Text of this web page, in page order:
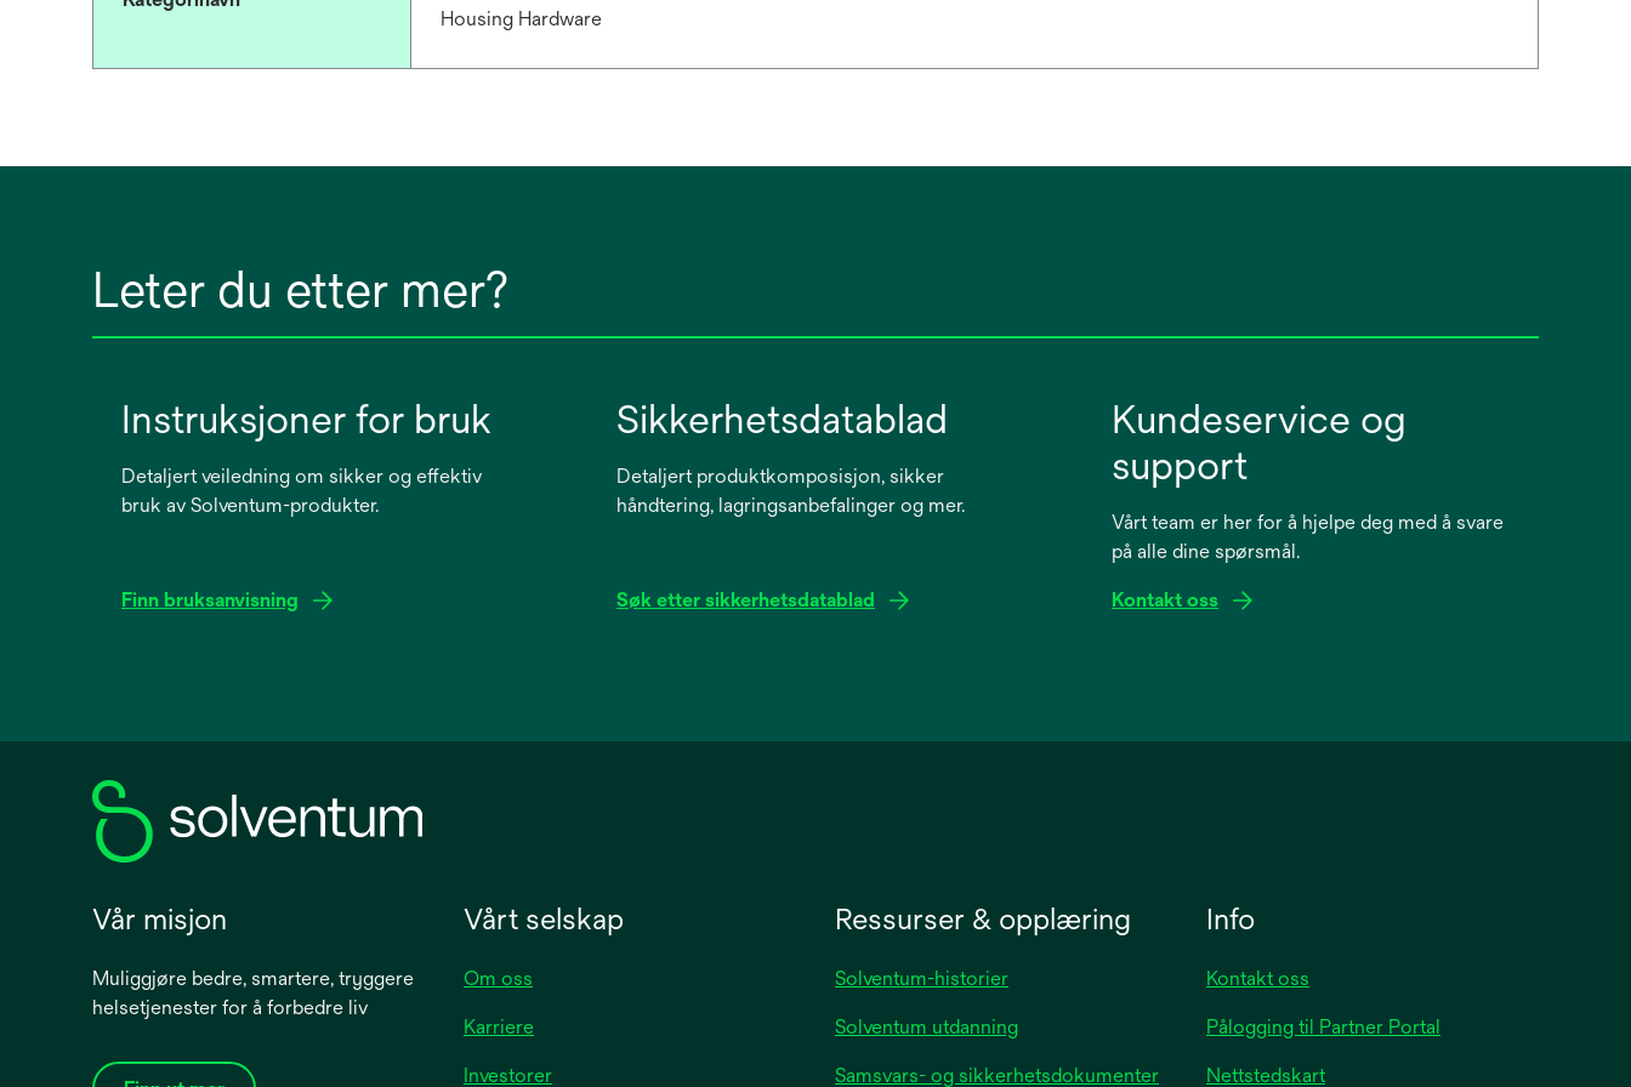
Housing Hardware
Leter du etter mer?
Instruksjoner for bruk
Detaljert veiledning om sikker og effektiv
bruk av Solventum-produkter.
Finn bruksanvisning
new
Sikkerhetsdatablad
Detaljert produktkomposisjon, sikker
håndtering, lagringsanbefalinger og mer.
Søk etter sikkerhetsdatablad
new
Kundeservice og
support
Vårt team er her for å hjelpe deg med å svare
på alle dine spørsmål.
Kontakt oss
Vår misjon
Muliggjøre bedre, smartere, tryggere
helsetjenester for å forbedre liv
Vårt selskap
Om oss
Karriere
Investoreropens
Ressurser & opplæring
Solventum-historier
Solventum utdanning
Samsvars- og sikkerhetsdokumenter
Info
Kontakt oss
Pålogging til Partner Portal
Nettstedskart